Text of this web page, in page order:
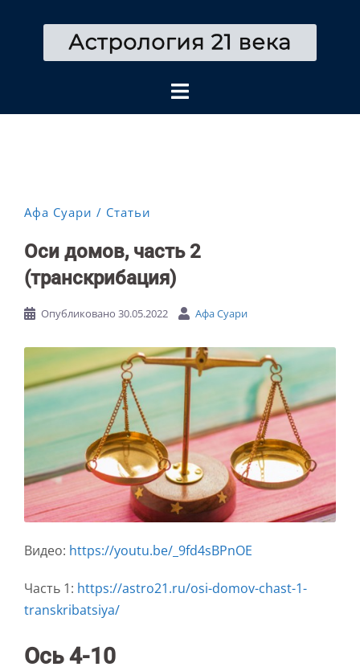
содержимому
Афа Суари Статьи
Оси домов, часть 2
(транскрибация)
Опубликовано 30.05.2022 Афа Суари
Видео: https://youtu.be/_9fd4sBPnOE
Часть 1: https://astro21.ru/osi-domov-chast-1-
transkribatsiya/
Ось 4-10